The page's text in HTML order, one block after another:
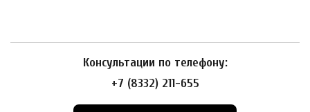
Консультации по телефону:
+7 (8332) 211-655